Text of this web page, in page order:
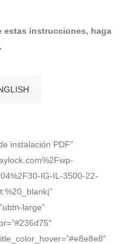
estas instrucciones, haga
instalación PDF”
IG-IL-3500-22-
large”